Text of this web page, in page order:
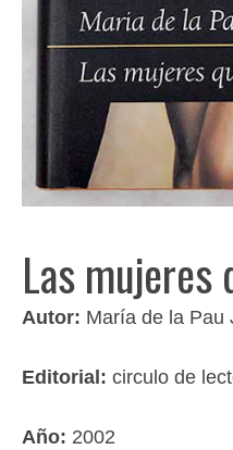
Las mujeres
Autor: María de la Pau
Editorial: circulo de
Año: 2002